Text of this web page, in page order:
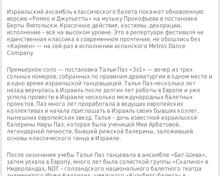
Израильский ансамбль классического балета покажет обновленную
версию «Ромео и Джульетты» на музыку Прокофьева в постановке
Берты Ямпольски. Красочное действие, костюмы, декорации,
исполнение – все на высоком уровне. Это в репертуаре фестиваля не
единственная классика в современном прочтении, не обошлись без
«Кармен» — на сей раз в исполнении испанского Metros Dance
Company.
Премьерное соло — постановка Тальи Паз «3х1» — вечер из трех
сольных номеров, собранных по правилам драматургии в одном месте и
в одно время израильской танцовщицей. Талья Паз несколько лет
назад вернулась в Израиль после долгих лет работы в Европе и уже
успела провести в Израиле несколько международных балетных
проектов. Паз много лет проработала в ведущих европейских
коллективах и начала приглашать в Израиль своих бывших коллег,
нынешних европейских звезд. Талья – дочь известной израильской
балерины Ниры Паз, которая была ученицей Мии Арбатовой,
легендарной личности, бывшей рижской балерины, заложившей
основы классического танца в Израиле.
После окончания учебы Талья Паз танцевала в ансамбле «Бат-Шева»,
затем уехала в Европу, много лет была солисткой группы «Скапино» в
Нидерландах, NDT – голландского национального балетного театра